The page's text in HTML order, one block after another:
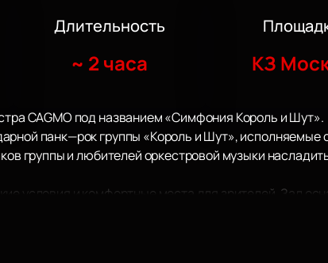
Длительность
~ 2 часа КЗ
CAGMO под названием «Симфония Король и Шут».
панк—рок группы «Король и Шут», исполняемые
группы и любителей оркестровой музыки
условия и комфортные места для зрителей. Зал
оценить качество исполнения и атмосферу